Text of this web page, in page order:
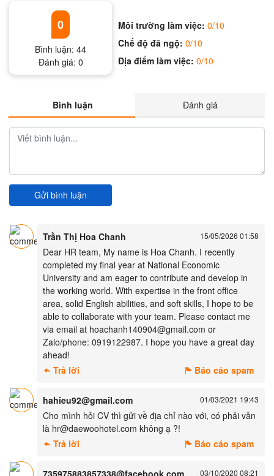
0
Bình luận:44
Đánh giá: 0
Môi trường làm việc:0/10
Chế độ đã ngộ:0/10
Địa điểm làm việc:0/10
Bình luận Đánh giá
Gửi bình luận
Trần Thị Hoa Chanh 15/05/2026 01:58
Dear HR team, My name is Hoa Chanh. I recently
completed my final year at National Economic
University and am eager to contribute and develop in
the working world. With expertise in the front office
area, solid English abilities, and soft skills, I hope to be
able to collaborate with your team. Please contact me
via email at hoachanh140904@gmail.com or
Zalo/phone: 0919122987. I hope you have a great day
ahead!
Trả lời
Báo cáo spam
hahieu92@gmail.com 01/03/2021 19:43
Cho mình hỏi CV thì gửi về địa chỉ nào với, có phải vẫn
là hr@daewoohotel.com không ạ ?!
Trả lời
Báo cáo spam
735975883857338@facebook.com 03/10/2020 08:21